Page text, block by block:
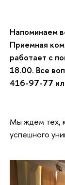
Напоминаем
Приемная
работает с
18.00. Все
416-97-77 ил
Мы ждем тех,
успешного